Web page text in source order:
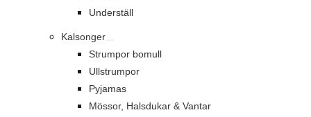
Underställ
Kalsonger
Strumpor bomull
Ullstrumpor
Pyjamas
Mössor, Halsdukar & Vantar